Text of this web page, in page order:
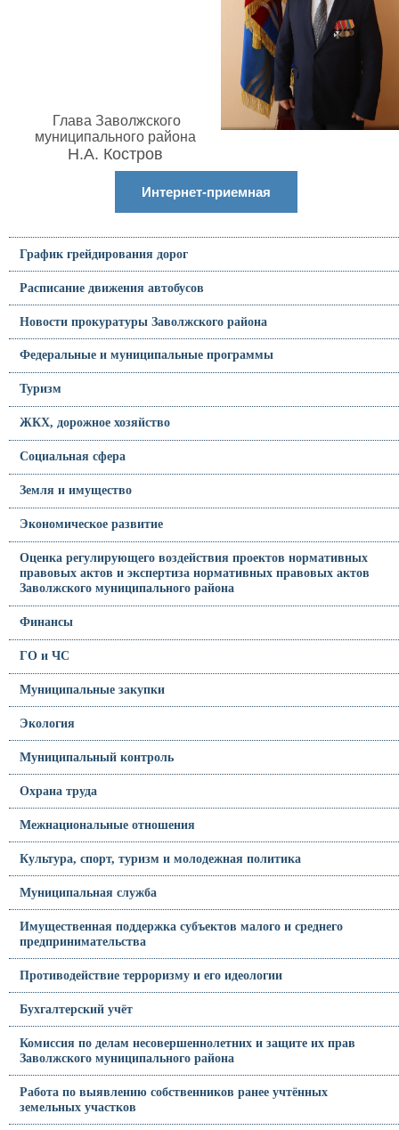
Глава Заволжского
муниципального района
Н.А. Костров
Интернет-приемная
График грейдирования дорог
Расписание движения автобусов
Новости прокуратуры Заволжского района
Федеральные и муниципальные программы
Туризм
ЖКХ, дорожное хозяйство
Социальная сфера
Земля и имущество
Экономическое развитие
Оценка регулирующего воздействия проектов нормативных
правовых актов и экспертиза нормативных правовых актов
Заволжского муниципального района
Финансы
ГО и ЧС
Муниципальные закупки
Экология
Муниципальный контроль
Охрана труда
Межнациональные отношения
Культура, спорт, туризм и молодежная политика
Муниципальная служба
Имущественная поддержка субъектов малого и среднего
предпринимательства
Противодействие терроризму и его идеологии
Бухгалтерский учёт
Комиссия по делам несовершеннолетних и защите их прав
Заволжского муниципального района
Работа по выявлению собственников ранее учтённых
земельных участков